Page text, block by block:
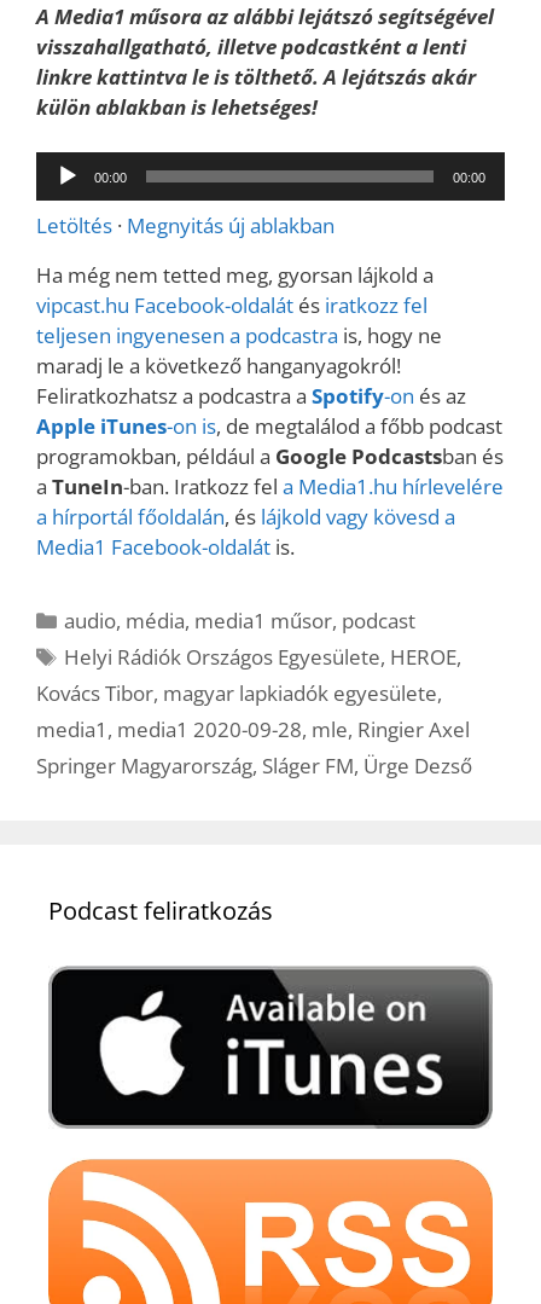
A Media1 műsora az alábbi lejátszó segítségével
visszahallgatható, illetve podcastként a lenti
linkre kattintva le is tölthető. A lejátszás akár
külön ablakban is lehetséges!
Audió
lejátszó
00:00 00:00
Letöltés · Megnyitás új ablakban
Ha még nem tetted meg, gyorsan lájkold a
vipcast.hu Facebook-oldalát és iratkozz fel
teljesen ingyenesen a podcastra is, hogy ne
maradj le a következő hanganyagokról!
Feliratkozhatsz a podcastra a Spotify-on és az
Apple iTunes-on is, de megtalálod a főbb podcast
programokban, például a Google Podcastsban és
a TuneIn-ban. Iratkozz fel a Media1.hu hírlevelére
a hírportál főoldalán, és lájkold vagy kövesd a
Media1 Facebook-oldalát is.
Kategória
audio, média, media1 műsor, podcast
Címkék
Helyi Rádiók Országos Egyesülete, HEROE,
Kovács Tibor, magyar lapkiadók egyesülete,
media1 , media1 2020-09-28, mle, Ringier Axel
Springer Magyarország, Sláger FM, Ürge Dezső
Podcast feliratkozás